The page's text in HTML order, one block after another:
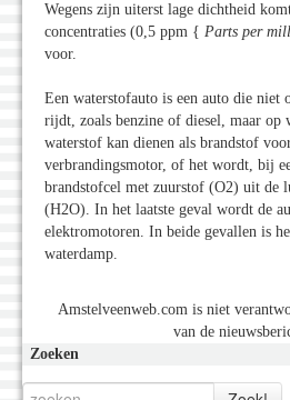
Wegens zijn uiterst lage dichtheid
concentraties (0,5 ppm { Parts per
voor.
Een waterstofauto is een auto die niet
rijdt, zoals benzine of diesel, maar op
waterstof kan dienen als brandstof
verbrandingsmotor, of het wordt, bij
brandstofcel met zuurstof (O2) uit de
(H2O). In het laatste geval wordt de
elektromotoren. In beide gevallen is
waterdamp.
Amstelveenweb.com is niet
van de
Zoeken